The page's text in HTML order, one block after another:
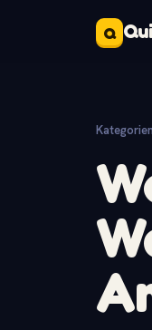
Q
Kategorien